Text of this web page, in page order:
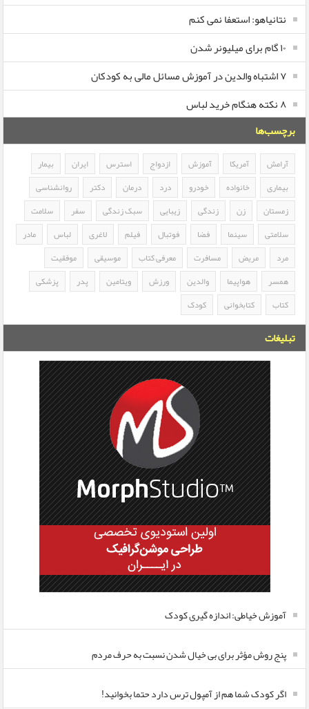
نتانیاهو: استعفا نمی کنم
۱۰ گام برای میلیونر شدن
۷ اشتباه والدین در آموزش مسائل مالی به کودکان
۸ نکته هنگام خرید لباس
برچسب‌ها
آرامش آمریکا آموزش ازدواج استرس ایران
بیمار
بیماری
خانواده خودرو درد درمان دکتر
روانشناسی
زمستان
زن زندگی زیبایی سبک زندگی سفر
سلامت
سلامتی
سینما فضا فوتبال فیلم لاغری لباس
مادر
مرد
مریض مسافرت معرفی کتاب موسیقی
موفقیت
همسر
هواپیما والدین ورزش ویتامین پدر
پزشکی
کتاب
کتابخوانی کودک
تبلیغات
آموزش خیاطی: اندازه گیری کودک
پنج روش مؤثر برای بی خیال شدن نسبت به حرف مردم
اگر کودک شما هم از آمپول ترس دارد حتما بخوانید!